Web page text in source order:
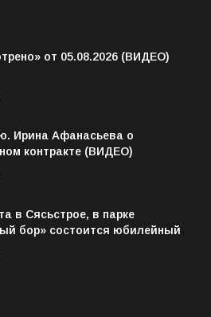
от 05.08.2026 (ВИДЕО)
Ирина Афанасьева о
в Сясьстрое, в парке